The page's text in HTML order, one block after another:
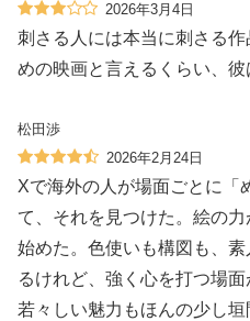
2026年3月4日
刺さる人には本当に刺さる
めの映画と言えるくらい、彼
松田渉
2026年2月24日
Xで海外の人が場面ごとに「
て、それを見つけた。絵の
始めた。色使いも構図も、
るけれど、強く心を打つ場面
若々しい魅力もほんの少し